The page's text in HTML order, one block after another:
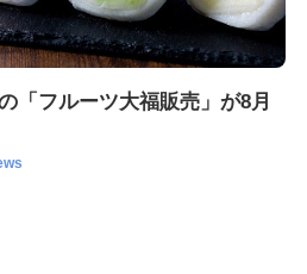
「フルーツ大福販売」が8月